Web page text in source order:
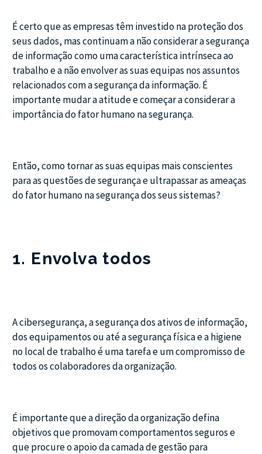
É certo que as empresas têm investido na proteção dos
seus dados, mas continuam a não considerar a segurança
de informação como uma característica intrínseca ao
trabalho e a não envolver as suas equipas nos assuntos
relacionados com a segurança da informação. É
importante mudar a atitude e começar a considerar a
importância do fator humano na segurança.
Então, como tornar as suas equipas mais conscientes
para as questões de segurança e ultrapassar as ameaças
do fator humano na segurança dos seus sistemas?
1. Envolva todos
A cibersegurança, a segurança dos ativos de informação,
dos equipamentos ou até a segurança física e a higiene
no local de trabalho é uma tarefa e um compromisso de
todos os colaboradores da organização.
É importante que a direção da organização defina
objetivos que promovam comportamentos seguros e
que procure o apoio da camada de gestão para